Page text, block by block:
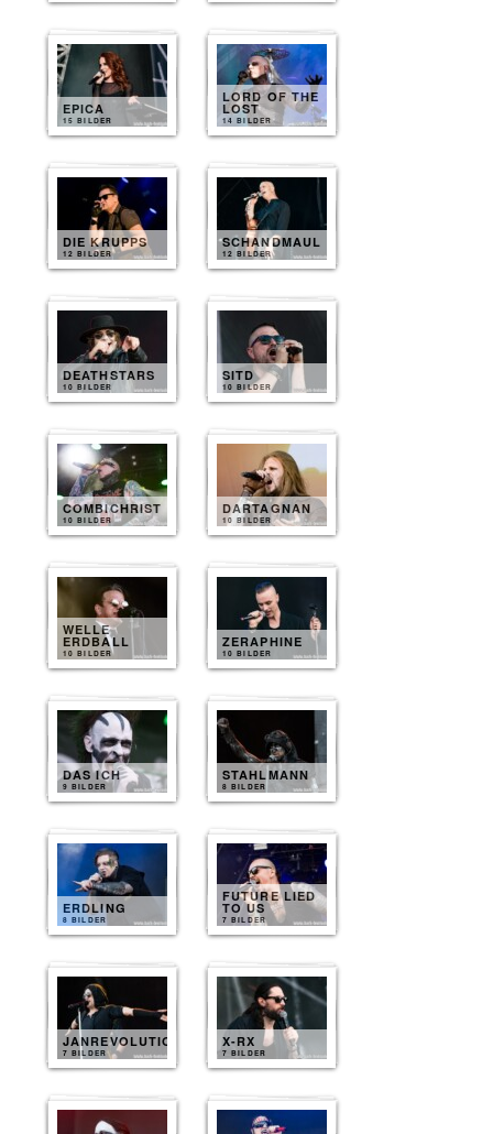
EPICA
15 BILDER
LORD OF THE
LOST
14 BILDER
DIE KRUPPS
12 BILDER
SCHANDMAUL
12 BILDER
DEATHSTARS
10 BILDER
SITD
10 BILDER
COMBICHRIST
10 BILDER
DARTAGNAN
10 BILDER
WELLE
ERDBALL
10 BILDER
ZERAPHINE
10 BILDER
DAS ICH
9 BILDER
STAHLMANN
8 BILDER
ERDLING
8 BILDER
FUTURE LIED
TO US
7 BILDER
JANREVOLUTION
7 BILDER
X-RX
7 BILDER